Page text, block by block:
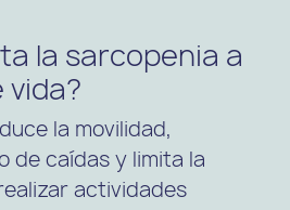
la sarcopenia a
vida?
la movilidad,
de caídas y limita la
actividades